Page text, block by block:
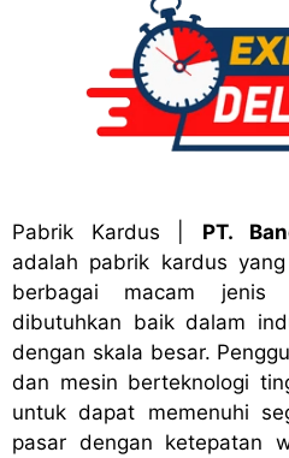
Pabrik Kardus
PT.
adalah pabrik kardus
berbagai macam jenis
dibutuhkan baik dalam
dengan skala besar.
dan mesin berteknologi
untuk dapat memenuhi
pasar dengan ketepatan